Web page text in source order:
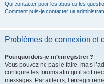
Qui contacter pour les abus ou les
Comment puis-je contacter un
Problèmes de connexion et
Pourquoi dois-je m’enregistrer ?
Vous pouvez ne pas le faire, mais
configuré les forums afin qu’il soit
messages. Par ailleurs,